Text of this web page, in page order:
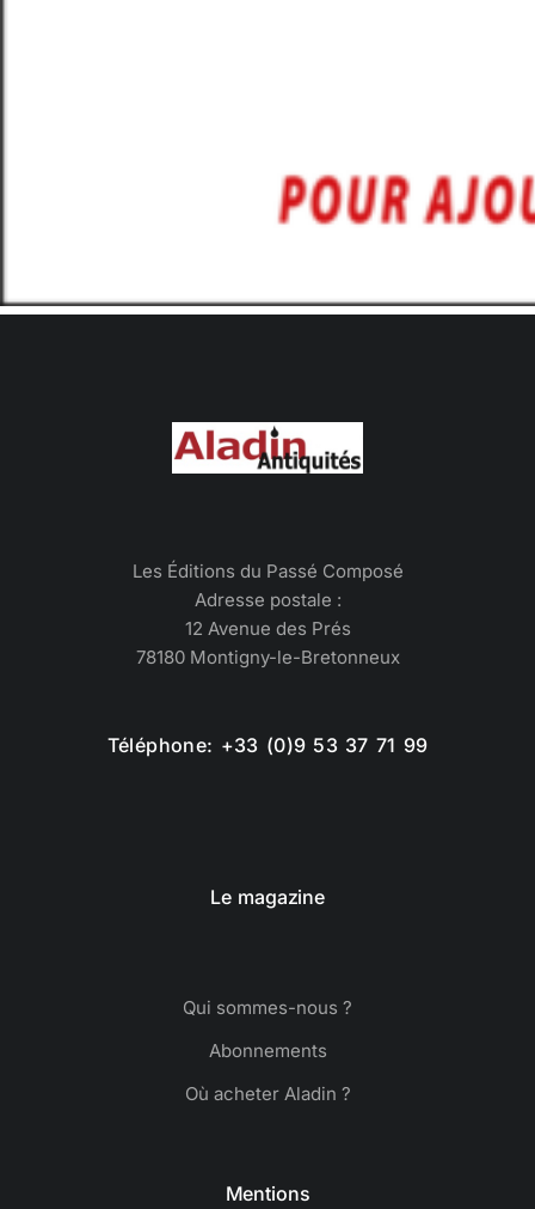
Les Éditions du Passé Composé
Adresse postale :
12 Avenue des Prés
78180 Montigny-le-Bretonneux
Téléphone: +33 (0)9 53 37 71 99
Le magazine
Qui sommes-nous ?
Abonnements
Où acheter Aladin ?
Mentions